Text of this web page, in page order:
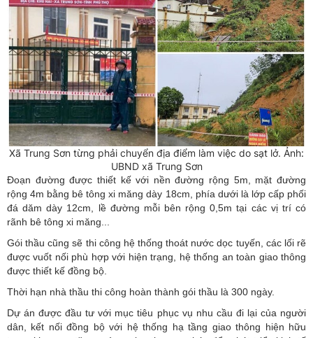
Xã Trung Sơn từng phải chuyển địa điểm làm việc do sạt lở. Ảnh:
UBND xã Trung Sơn
Đoạn đường được thiết kế với nền đường rộng 5m, mặt đường
rộng 4m bằng bê tông xi măng dày 18cm, phía dưới là lớp cấp phối
đá dăm dày 12cm, lề đường mỗi bên rộng 0,5m tại các vị trí có
rãnh bê tông xi măng...
Gói thầu cũng sẽ thi công hệ thống thoát nước dọc tuyến, các lối rẽ
được vuốt nối phù hợp với hiện trạng, hệ thống an toàn giao thông
được thiết kế đồng bộ.
Thời hạn nhà thầu thi công hoàn thành gói thầu là 300 ngày.
Dự án được đầu tư với mục tiêu phục vụ nhu cầu đi lại của người
dân, kết nối đồng bộ với hệ thống hạ tầng giao thông hiện hữu